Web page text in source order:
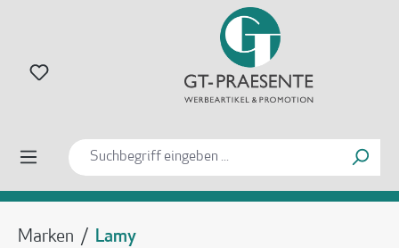
Marken / Lamy